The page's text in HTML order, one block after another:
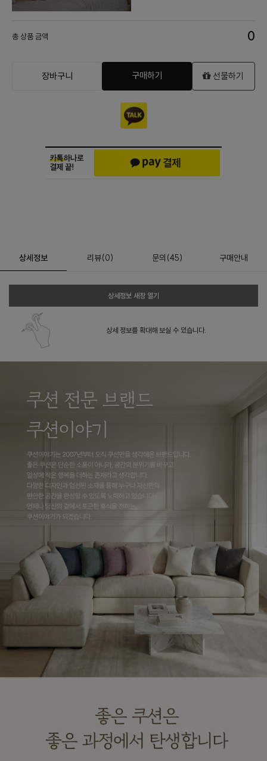
총 상품 금액 0
장바구니 구매하기 선물하기
상세정보 리뷰(0) 문의 (45) 구매안내
상세정보 새창 열기
상세 정보를 확대해 보실 수 있습니다.